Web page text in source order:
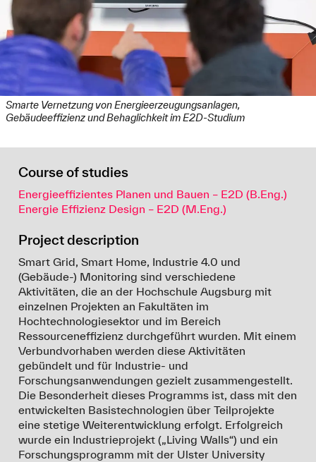
Smarte Vernetzung von Energieerzeugungsanlagen,
Gebäudeeffizienz und Behaglichkeit im E2D-Studium
Course of studies
Energieeffizientes Planen und Bauen – E2D (B.Eng.)
Energie Effizienz Design – E2D (M.Eng.)
Project description
Smart Grid, Smart Home, Industrie 4.0 und
(Gebäude-) Monitoring sind verschiedene
Aktivitäten, die an der Hochschule Augsburg mit
einzelnen Projekten an Fakultäten im
Hochtechnologiesektor und im Bereich
Ressourceneffizienz durchgeführt wurden. Mit einem
Verbundvorhaben werden diese Aktivitäten
gebündelt und für Industrie- und
Forschungsanwendungen gezielt zusammengestellt.
Die Besonderheit dieses Programms ist, dass mit den
entwickelten Basistechnologien über Teilprojekte
eine stetige Weiterentwicklung erfolgt. Erfolgreich
wurde ein Industrieprojekt („Living Walls“) und ein
Forschungsprogramm mit der Ulster University